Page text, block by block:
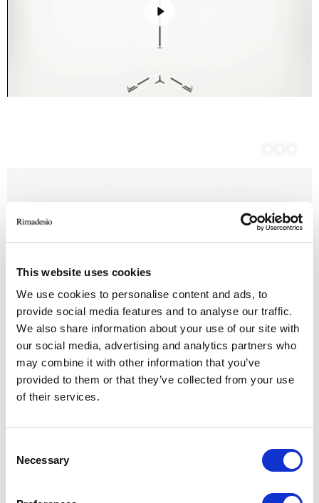
This website uses cookies
We use cookies to personalise content and ads, to
provide social media features and to analyse our traffic.
We also share information about your use of our site with
our social media, advertising and analytics partners who
may combine it with other information that you’ve
provided to them or that they’ve collected from your use
of their services.
Selection
Necessary
Settings
Play
1040